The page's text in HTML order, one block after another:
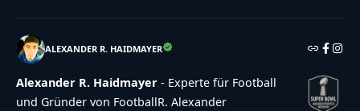
ALEXANDER R. HAIDMAYER
Alexander R. Haidmayer - Experte für Football
und Gründer von FootballR. Alexander